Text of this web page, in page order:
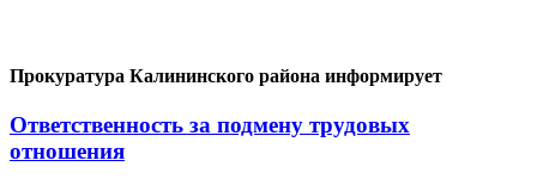
Прокуратура Калининского района информирует
Ответственность за подмену трудовых
отношения